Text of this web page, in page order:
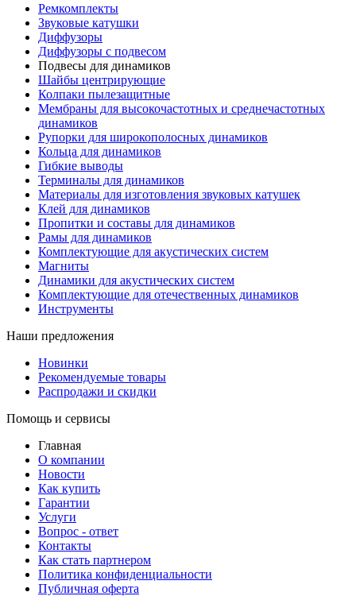
Ремкомплекты
Звуковые катушки
Диффузоры
Диффузоры с подвесом
Подвесы для динамиков
Шайбы центрирующие
Колпаки пылезащитные
Мембраны для высокочастотных и среднечастотных
динамиков
Рупорки для широкополосных динамиков
Кольца для динамиков
Гибкие выводы
Терминалы для динамиков
Материалы для изготовления звуковых катушек
Клей для динамиков
Пропитки и составы для динамиков
Рамы для динамиков
Комплектующие для акустических систем
Магниты
Динамики для акустических систем
Комплектующие для отечественных динамиков
Инструменты
Наши предложения
Новинки
Рекомендуемые товары
Распродажи и скидки
Помощь и сервисы
Главная
О компании
Новости
Как купить
Гарантии
Услуги
Вопрос - ответ
Контакты
Как стать партнером
Политика конфиденциальности
Публичная оферта